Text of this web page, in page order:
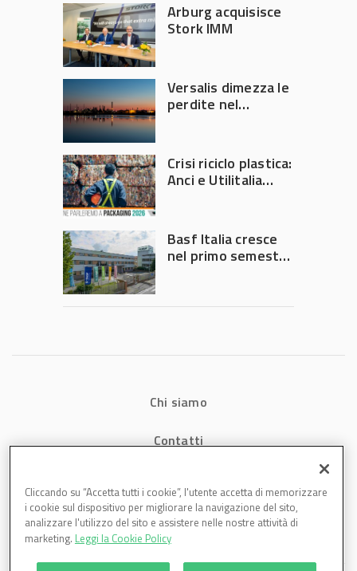
Arburg acquisisce
Stork IMM
Versalis dimezza le
perdite nel
Crisi riciclo plastica:
Anci e Utilitalia
Governo
Basf Italia cresce
nel primo semestre
Chi siamo
Contatti
Cookies
Cliccando su “Accetta tutti i cookie”, l'utente accetta di memorizzare
i cookie sul dispositivo per migliorare la navigazione del sito,
analizzare l'utilizzo del sito e assistere nelle nostre attività di
marketing. Leggi la Cookie Policy